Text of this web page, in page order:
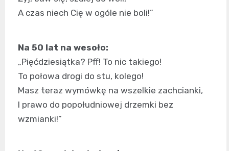
A czas niech Cię w ogóle nie boli!”
Na 50 lat na wesoło:
„Pięćdziesiątka? Pff! To nic takiego!
To połowa drogi do stu, kolego!
Masz teraz wymówkę na wszelkie zachcianki,
I prawo do popołudniowej drzemki bez
wzmianki!”